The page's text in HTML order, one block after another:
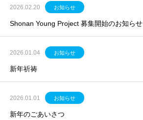
2026.02.20 お知らせ
Shonan Young Project 募集開始のお知らせ
2026.01.04 お知らせ
新年祈祷
2026.01.01 お知らせ
新年のごあいさつ